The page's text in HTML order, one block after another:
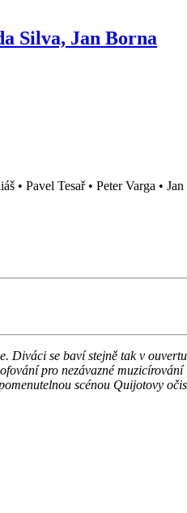
Silva, Jan Borna
Pavel Tesař • Peter Varga •
Diváci se baví stejně tak v
pro nezávazné
scénou Quijotovy